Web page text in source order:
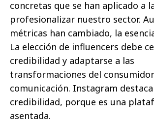
concretas que se han aplicado a
profesionalizar nuestro sector.
métricas han cambiado, la
La elección de influencers debe
credibilidad y adaptarse a las
transformaciones del
comunicación. Instagram
credibilidad, porque es una
asentada.